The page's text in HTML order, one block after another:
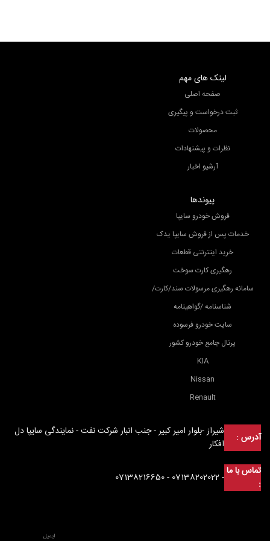
لینک های مهم
صفحه اصلی
ثبت درخواست و پیگیری
محصولات
نظرات و پیشنهادات
آرشیو اخبار
پیوندها
فروش خودرو سایپا
خدمات پس از فروش سایپا یدک
خرید اینترنتی قطعات
رهگیری کارت سوخت
سامانه رهگیری مرسولات سند/کارت/
شناسنامه /گواهینامه
سایت خودرو فرسوده
پرتال جامع خودرو کشور
KIA
Nissan
Renault
آدرس :
شیراز -بلوار امیر کبیر - جنب انبار شرکت نفت - نمایندگی سایپا دل
افکار
تماس با ما
:
- 07138202022 - 07138216650